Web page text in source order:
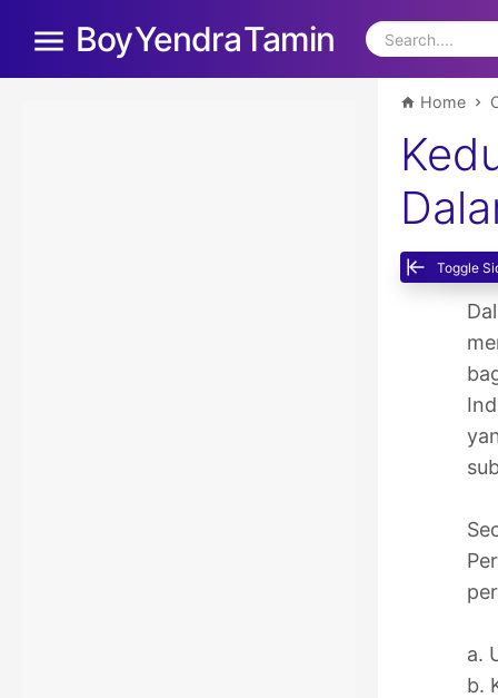
Boy Yendra Tamin
Home
Toggle
a.
b.